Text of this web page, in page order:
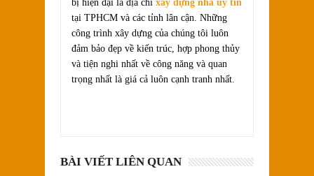
bị hiện đại là địa chỉ xây dựng nhà uy tín
tại TPHCM và các tỉnh lân cận. Những
công trình xây dựng của chúng tôi luôn
đảm bảo đẹp về kiến trúc, hợp phong thủy
và tiện nghi nhất về công năng và quan
trọng nhất là giá cả luôn cạnh tranh nhất.
BÀI VIẾT LIÊN QUAN